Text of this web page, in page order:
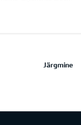
Järgmine